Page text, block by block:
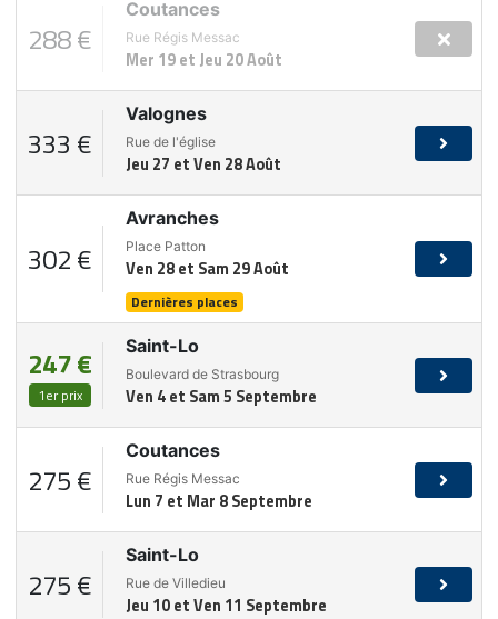
288 €
Coutances
Rue Régis Messac
Mer 19 et Jeu 20 Août
333 €
Valognes
Rue de l'église
Jeu 27 et Ven 28 Août
302 €
Avranches
Place Patton
Ven 28 et Sam 29 Août
Dernières places
247 €
1er prix
Saint-Lo
Boulevard de Strasbourg
Ven 4 et Sam 5 Septembre
275 €
Coutances
Rue Régis Messac
Lun 7 et Mar 8 Septembre
275 €
Saint-Lo
Rue de Villedieu
Jeu 10 et Ven 11 Septembre